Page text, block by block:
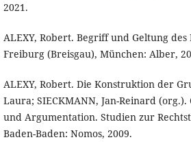
2021.
ALEXY, Robert. Begriff und Geltung des
Freiburg (Breisgau), München: Alber,
ALEXY, Robert. Die Konstruktion der
Laura; SIECKMANN, Jan-Reinard
und Argumentation. Studien zur
Baden-Baden: Nomos, 2009.